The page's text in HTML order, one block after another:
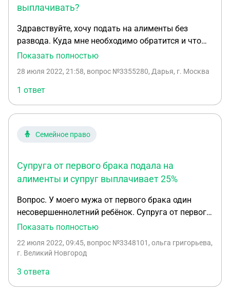
выплачивать?
Здравствуйте, хочу подать на алименты без
развода. Куда мне необходимо обратится и что
для этого требуется предоставить? До скольки
полагаются ли выплаты до достижения 3-х
летнего возраста ребёнка, на меня, как на мать,
безработное лицо?
Показать полностью
28 июля 2022, 21:58, вопрос №3355280, Дарья, г. Москва
1 ответ
Семейное право
Супруга от первого брака подала на
алименты и супруг выплачивает 25%
Вопрос. У моего мужа от первого брака один
несовершеннолетний ребёнок. Супруга от первого
брака подала на алименты и супруг выплачивает
декрете. Супруг подал исковое заявление о
Судья сказал, что надо предоставить соглашение
об алиментах ( между мной и супругом, т.е я
Показать полностью
22 июля 2022, 09:45, вопрос №3348101, ольга григорьева,
г. Великий Новгород
3 ответа